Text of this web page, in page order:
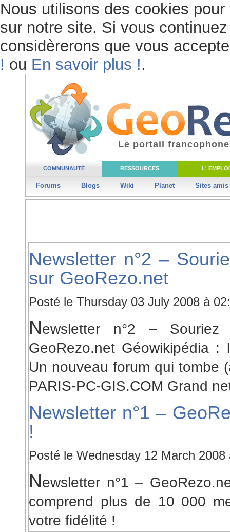
Nous utilisons des cookies
sur notre site. Si vous
considèrerons que vous
! ou En savoir plus !.
COMMUNAUTÉ RESSOURCES L' EMPLOI
Forums Blogs Wiki Planet Sites amis
Le portail
Newsletter n°2 –
sur GeoRezo.net
Posté le Thursday 03 July 2008 à
Newsletter n°2 –
GeoRezo.net Géowikipédia
Un nouveau forum qui
PARIS-PC-GIS.COM Grand
Newsletter n°1 –
!
Posté le Wednesday 12 March
Newsletter n°1 –
comprend plus de 10 000
votre fidélité !